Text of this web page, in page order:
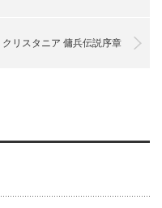
クリスタニア 傭兵伝説序章